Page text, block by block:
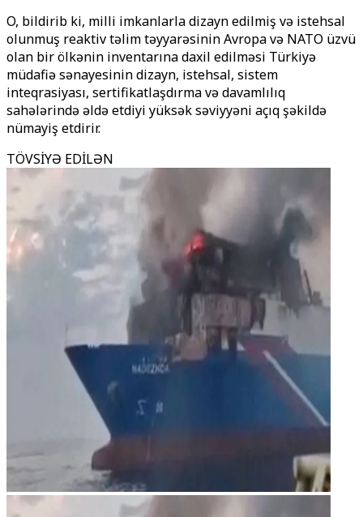
O, bildirib ki, milli imkanlarla dizayn edilmiş və istehsal
olunmuş reaktiv təlim təyyarəsinin Avropa və NATO üzvü
olan bir ölkənin inventarına daxil edilməsi Türkiyə
müdafiə sənayesinin dizayn, istehsal, sistem
inteqrasiyası, sertifikatlaşdırma və davamlılıq
sahələrində əldə etdiyi yüksək səviyyəni açıq şəkildə
nümayiş etdirir.
TÖVSİYƏ EDİLƏN